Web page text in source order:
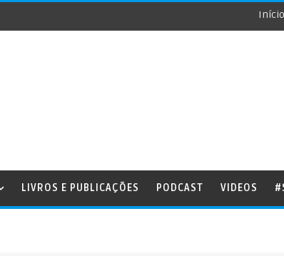
Início
LIVROS E PUBLICAÇÕES PODCAST VIDEOS